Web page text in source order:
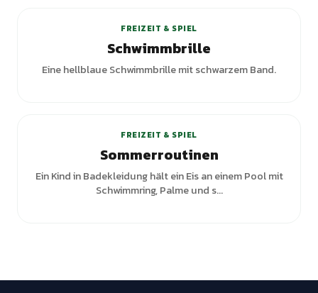
FREIZEIT & SPIEL
Schwimmbrille
Eine hellblaue Schwimmbrille mit schwarzem Band.
FREIZEIT & SPIEL
Sommerroutinen
Ein Kind in Badekleidung hält ein Eis an einem Pool mit
Schwimmring, Palme und s...